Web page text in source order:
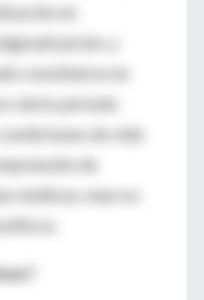
en
y
constituirse en
cierto período
de vida
de
médicas, marcos